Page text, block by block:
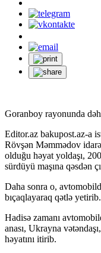
Goranboy rayonunda
Editor.az bakupost.az-a
Rövşən Məmmədov
olduğu həyat yoldaşı,
sürdüyü maşına qəsdən
Daha sonra o,
bıçaqlayaraq qətlə yetirib.
Hadisə zamanı
anası, Ukrayna
həyatını itirib.